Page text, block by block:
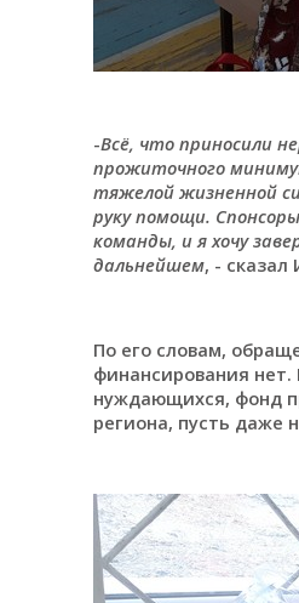
-Всё, что приносили
прожиточного
тяжелой жизненной
руку помощи.
команды, и я хочу
дальнейшем, - сказал
По его словам,
финансирования
нуждающихся, фонд
региона, пусть даже